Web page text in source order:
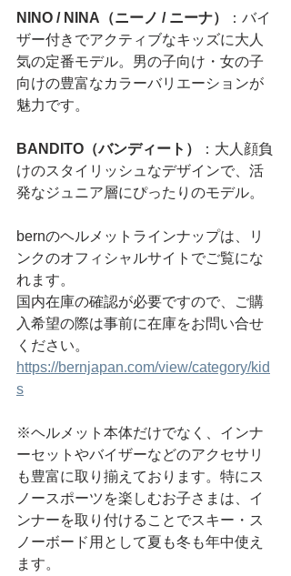
NINO / NINA（ニーノ / ニーナ）
：バイ
ザー付きでアクティブなキッズに大人
気の定番モデル。男の子向け・女の子
向けの豊富なカラーバリエーションが
魅力です。
BANDITO（バンディート）
：大人顔負
けのスタイリッシュなデザインで、活
発なジュニア層にぴったりのモデル。
bernのヘルメットラインナップは、リ
ンクのオフィシャルサイトでご覧にな
れます。
国内在庫の確認が必要ですので、ご購
入希望の際は事前に在庫をお問い合せ
ください。
https://bernjapan.com/view/category/kid
s
※ヘルメット本体だけでなく、インナ
ーセットやバイザーなどのアクセサリ
も豊富に取り揃えております。特にス
ノースポーツを楽しむお子さまは、イ
ンナーを取り付けることでスキー・ス
ノーボード用として夏も冬も年中使え
ます。